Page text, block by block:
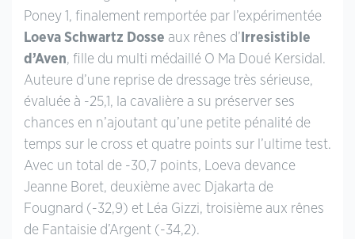
Poney 1, finalement remportée par l’expérimentée
Loeva Schwartz Dosse aux rênes d’ Irresistible
d’Aven, fille du multi médaillé O Ma Doué Kersidal.
Auteure d’une reprise de dressage très sérieuse,
évaluée à -25,1, la cavalière a su préserver ses
chances en n’ajoutant qu’une petite pénalité de
temps sur le cross et quatre points sur l’ultime test.
Avec un total de -30,7 points, Loeva devance
Jeanne Boret, deuxième avec Djakarta de
Fougnard (-32,9) et Léa Gizzi, troisième aux rênes
de Fantaisie d’Argent (-34,2).